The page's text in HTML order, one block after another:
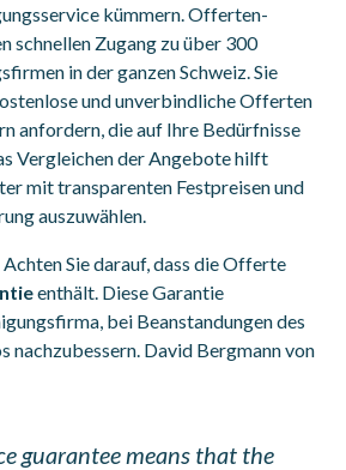
kümmern. Offerten-
schnellen Zugang zu über 300
in der ganzen Schweiz. Sie
und unverbindliche Offerten
anfordern, die auf Ihre Bedürfnisse
Vergleichen der Angebote hilft
mit transparenten Festpreisen und
auszuwählen.
Sie darauf, dass die Offerte
enthält. Diese Garantie
bei Beanstandungen des
nachzubessern. David Bergmann von
guarantee means that the